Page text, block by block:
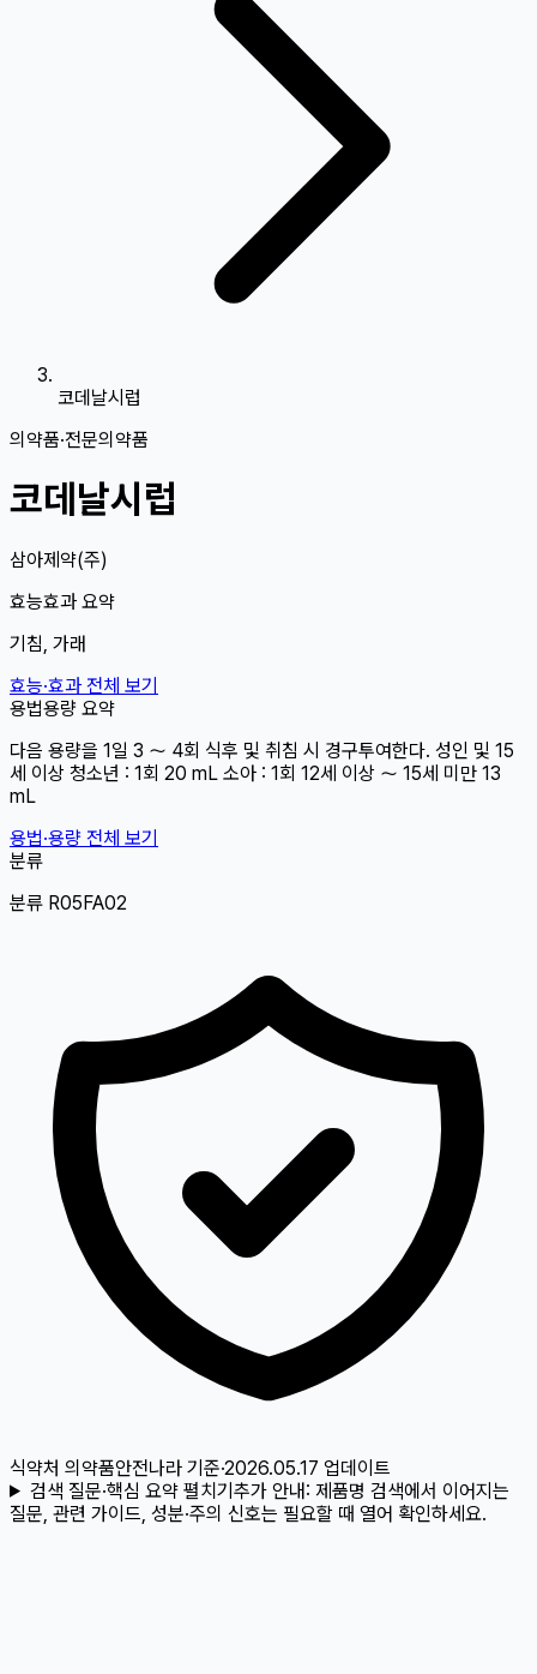
코데날시럽
의약품·전문의약품
코데날시럽
삼아제약(주)
효능효과 요약
기침, 가래
효능·효과 전체 보기
용법용량 요약
다음 용량을 1일 3 〜 4회 식후 및 취침 시 경구투여한다. 성인 및 15
세 이상 청소년 : 1회 20 mL 소아 : 1회 12세 이상 〜 15세 미만 13
mL
용법·용량 전체 보기
분류
분류 R05FA02
식약처 의약품안전나라 기준·2026.05.17 업데이트
검색 질문·핵심 요약 펼치기추가 안내: 제품명 검색에서 이어지는
질문, 관련 가이드, 성분·주의 신호는 필요할 때 열어 확인하세요.